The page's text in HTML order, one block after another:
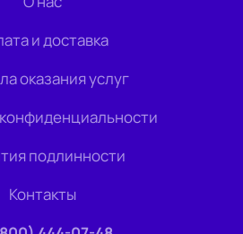
и доставка
оказания услуг
подлинности
Контакты